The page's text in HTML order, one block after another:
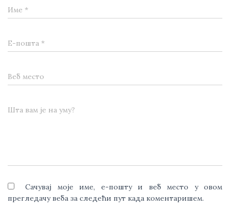
Име *
Е-пошта *
Веб место
Шта вам је на уму?
Сачувај моје име, е-пошту и веб место у овом
прегледачу веба за следећи пут када коментаришем.